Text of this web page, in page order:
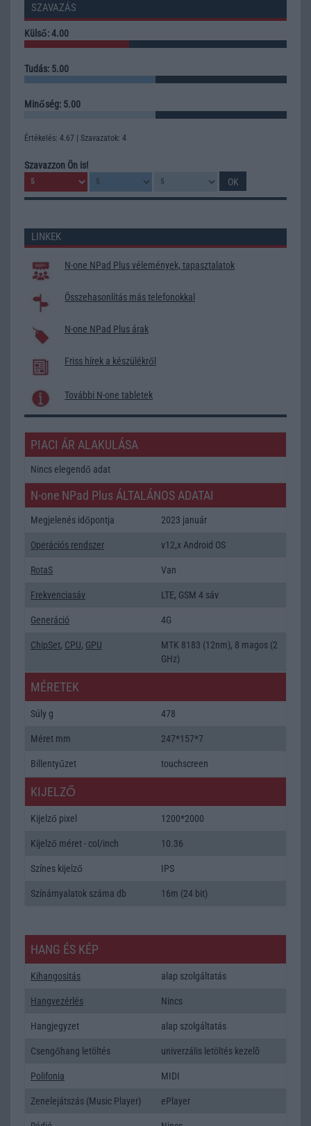
SZAVAZÁS
Külső: 4.00
Tudás: 5.00
Minőség: 5.00
Értékelés: 4.67 | Szavazatok: 4
Szavazzon Ön is!
LINKEK
N-one NPad Plus vélemények, tapasztalatok
Összehasonlítás más telefonokkal
N-one NPad Plus árak
Friss hírek a készülékről
További N-one tabletek
PIACI ÁR ALAKULÁSA
Nincs elegendő adat
N-one NPad Plus ÁLTALÁNOS ADATAI
Megjelenés időpontja 2023 január
Operációs rendszer v12,x Android OS
RotaS Van
Frekvenciasáv LTE, GSM 4 sáv
Generáció 4G
ChipSet, CPU, GPU
MTK 8183 (12nm), 8 magos (2
GHz)
MÉRETEK
Súly g 478
Méret mm 247*157*7
Billentyűzet touchscreen
KIJELZŐ
Kijelző pixel 1200*2000
Kijelző méret - col/inch 10.36
Színes kijelző IPS
Színárnyalatok száma db 16m (24 bit)
HANG ÉS KÉP
Kihangositás alap szolgáltatás
Hangvezérlés Nincs
Hangjegyzet alap szolgáltatás
Csengőhang letöltés univerzális letöltés kezelõ
Polifonia MIDI
Zenelejátszás (Music Player) ePlayer